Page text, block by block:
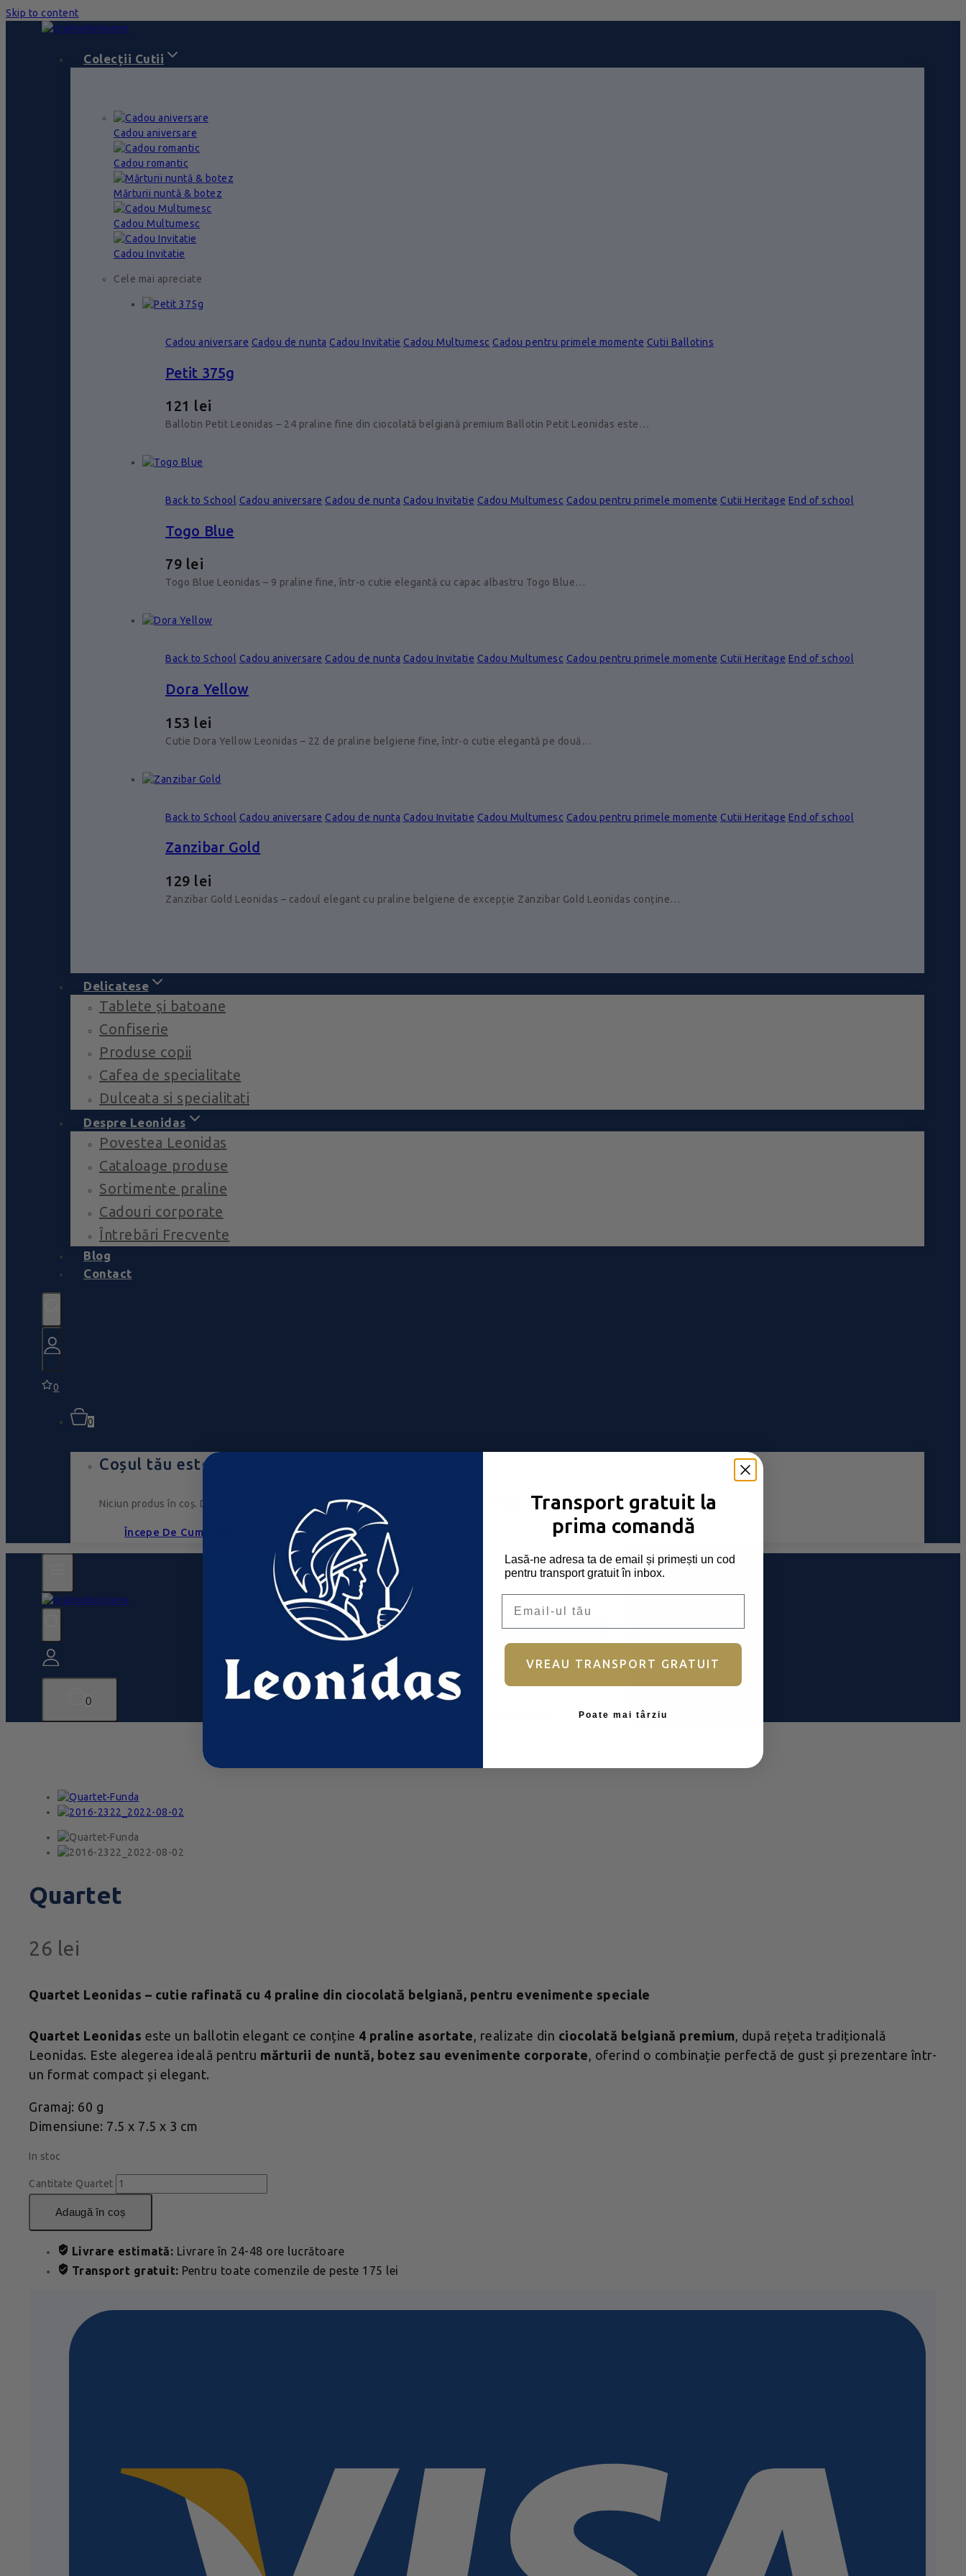
Skip to content
Colecții Cutii
Cadou aniversare
Cadou romantic
Mărturii nuntă & botez
Cadou Multumesc
Cadou Invitatie
Cele mai apreciate
Cadou aniversare Cadou de nunta Cadou Invitatie Cadou Multumesc Cadou pentru primele momente Cutii Ballotins
Petit 375g
121 lei
Ballotin Petit Leonidas – 24 praline fine din ciocolată belgiană premium Ballotin Petit Leonidas este…
Back to School Cadou aniversare Cadou de nunta Cadou Invitatie Cadou Multumesc Cadou pentru primele momente Cutii Heritage End of school
Togo Blue
79 lei
Togo Blue Leonidas – 9 praline fine, într-o cutie elegantă cu capac albastru Togo Blue…
Back to School Cadou aniversare Cadou de nunta Cadou Invitatie Cadou Multumesc Cadou pentru primele momente Cutii Heritage End of school
Dora Yellow
153 lei
Cutie Dora Yellow Leonidas – 22 de praline belgiene fine, într-o cutie elegantă pe două…
Back to School Cadou aniversare Cadou de nunta Cadou Invitatie Cadou Multumesc Cadou pentru primele momente Cutii Heritage End of school
Zanzibar Gold
129 lei
Zanzibar Gold Leonidas – cadoul elegant cu praline belgiene de excepție Zanzibar Gold Leonidas conține…
Delicatese
Tablete și batoane
Confiserie
Produse copii
Cafea de specialitate
Dulceata si specialitati
Despre Leonidas
Povestea Leonidas
Cataloage produse
Sortimente praline
Cadouri corporate
Întrebări Frecvente
Blog
Contact
0
0
Coșul tău este gol
Niciun produs în coș. Du-te, umple-l cu ceva ce-ți place!
Începe De Cumpărături Acum
0
Quartet
26 lei
Quartet Leonidas – cutie rafinată cu 4 praline din ciocolată belgiană, pentru evenimente speciale
Quartet Leonidas este un ballotin elegant ce conține 4 praline asortate, realizate din ciocolată belgiană premium, după rețeta tradițională
Leonidas. Este alegerea ideală pentru mărturii de nuntă, botez sau evenimente corporate, oferind o combinație perfectă de gust și prezentare într-
un format compact și elegant.
Gramaj: 60 g
Dimensiune: 7.5 x 7.5 x 3 cm
In stoc
Cantitate Quartet
adaugă în coș
Livrare estimată: Livrare în 24-48 ore lucrătoare
Transport gratuit: Pentru toate comenzile de peste 175 lei
Nume utilizator sau email
Parolă *Obligatoriu
Ține-mă minte
Ai uitat parola?
Transport gratuit la
prima comandă
Lasă-ne adresa ta de email și primești un cod
pentru transport gratuit în inbox.
VREAU TRANSPORT GRATUIT
Poate mai târziu